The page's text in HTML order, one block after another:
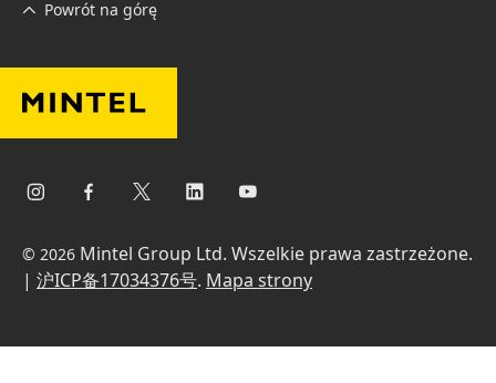
Powrót na górę
© 2026 Mintel Group Ltd. Wszelkie prawa zastrzeżone.
| 沪ICP备17034376号. Mapa strony